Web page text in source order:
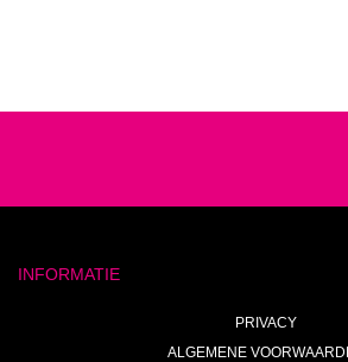
INFORMATIE
PRIVACY
ALGEMENE